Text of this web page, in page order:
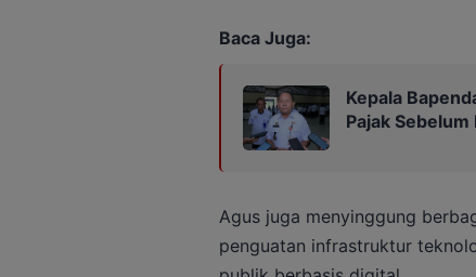
Baca Juga:
Kepala
Pajak
Agus juga menyinggung
penguatan infrastruktur